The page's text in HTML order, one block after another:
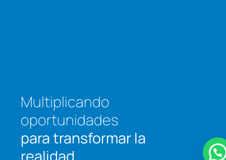
Multiplicando
oportunidades
para transformar la